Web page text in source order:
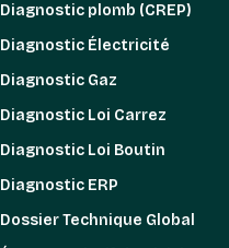
Diagnostic plomb (CREP)
Diagnostic Électricité
Diagnostic Gaz
Diagnostic Loi Carrez
Diagnostic Loi Boutin
Diagnostic ERP
Dossier Technique Global